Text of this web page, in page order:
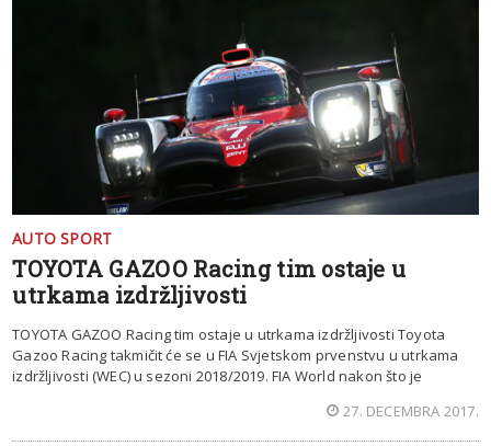
AUTO SPORT
TOYOTA GAZOO Racing tim ostaje u
utrkama izdržljivosti
TOYOTA GAZOO Racing tim ostaje u utrkama izdržljivosti Toyota
Gazoo Racing takmičit će se u FIA Svjetskom prvenstvu u utrkama
izdržljivosti (WEC) u sezoni 2018/2019. FIA World nakon što je
27. DECEMBRA 2017.